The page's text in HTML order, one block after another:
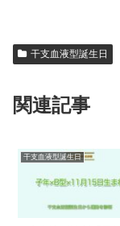
干支血液型誕生日
関連記事
干支血液型誕生日